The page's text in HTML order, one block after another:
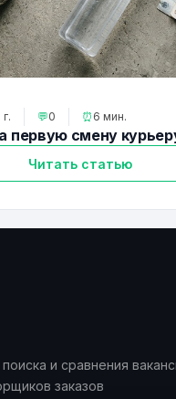
💬0 ⏰ 6 мин.
первую смену
Читать статью
и сравнения
заказов